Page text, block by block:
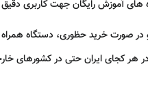
آموزش رایگان جهت کاربری دقیق
و در صورت خرید حظوری، دستگاه
هر کجای ایران حتی در کشورهای